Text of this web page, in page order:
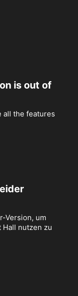
is out of
all the features
Version, um
nutzen zu